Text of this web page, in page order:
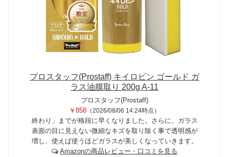
プロスタッフ(Prostaff) キイロビン ゴールド ガ
ラス油膜取り 200g A-11
プロスタッフ(Prostaff)
￥858 （2026/08/06 14:24時点）
終わり」までが格段に早くなりました。さらに、ガラス
表面の目に見えない微細なキズを取り除く事で透明感が
増し、使えば使うほどガラスが美しくなっていきます。
Amazonの商品レビュー・口コミを見る